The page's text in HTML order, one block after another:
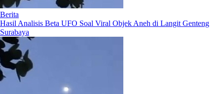
Berita
Hasil Analisis Beta UFO Soal Viral Objek Aneh di Langit Genteng
Surabaya